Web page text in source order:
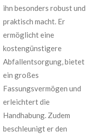
ihn besonders robust und
praktisch macht. Er
ermöglicht eine
kostengünstigere
Abfallentsorgung, bietet
ein großes
Fassungsvermögen und
erleichtert die
Handhabung. Zudem
beschleunigt er den